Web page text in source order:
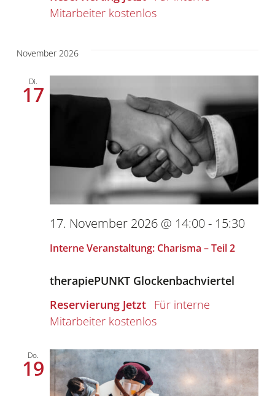
kostenlos
November 2026
Di.
17
Interne Veranstaltung: Charisma – Teil 2
17. November 2026 @ 14:00- 15:30
therapiePUNKT Glockenbachviertel
Reservierung Jetzt
kostenlos
Do.
19